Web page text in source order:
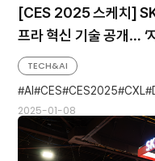
[CES 2025 스케치]
프라 혁신 기술 공개… ‘
2025-01-08
TECH&AI
AI
CES CES2025 CXL